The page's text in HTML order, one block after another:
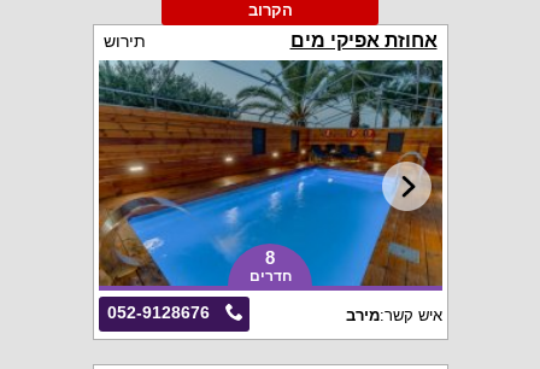
הקרוב
אחוזת אפיקי מים תירוש
8
חדרים
052-9128676 איש קשר:מירב